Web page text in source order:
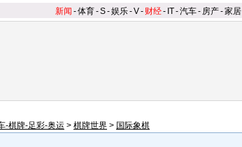
新闻 -体育-S-娱乐-V- 财经- IT-汽车- 房产-家居
-棋牌-足彩-奥运 > 棋牌世界 > 国际象棋